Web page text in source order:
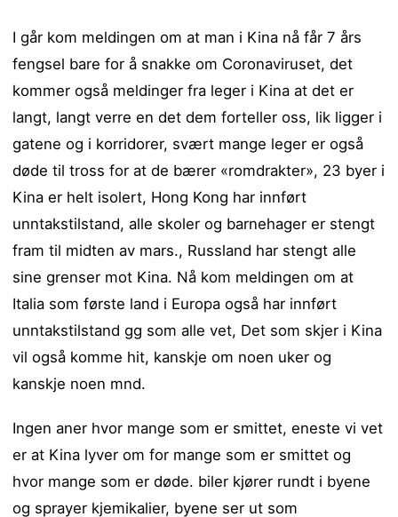
I går kom meldingen om at man i Kina nå får 7 års
fengsel bare for å snakke om Coronaviruset, det
kommer også meldinger fra leger i Kina at det er
langt, langt verre en det dem forteller oss, lik ligger i
gatene og i korridorer, svært mange leger er også
døde til tross for at de bærer «romdrakter», 23 byer i
Kina er helt isolert, Hong Kong har innført
unntakstilstand, alle skoler og barnehager er stengt
fram til midten av mars., Russland har stengt alle
sine grenser mot Kina. Nå kom meldingen om at
Italia som første land i Europa også har innført
unntakstilstand gg som alle vet, Det som skjer i Kina
vil også komme hit, kanskje om noen uker og
kanskje noen mnd.
Ingen aner hvor mange som er smittet, eneste vi vet
er at Kina lyver om for mange som er smittet og
hvor mange som er døde. biler kjører rundt i byene
og sprayer kjemikalier, byene ser ut som